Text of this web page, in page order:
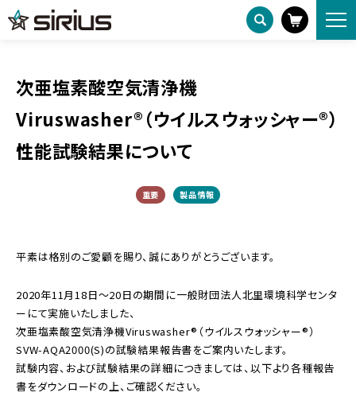
HOME
ニュースリリース
次亜塩素酸空気清浄機 Viruswasher®︎（ウイルスウォッシャー®︎） 性能試験結果について
次亜塩素酸空気清浄機
Viruswasher®︎（ウイルスウォッシャー®︎）
性能試験結果について
重要 製品情報
平素は格別のご愛顧を賜り、誠にありがとうございます。
2020年11月18日〜20日の期間に一般財団法人北里環境科学センタ
ーにて実施いたしました、
次亜塩素酸空気清浄機Viruswasher®︎（ウイルスウォッシャー®︎）
SVW-AQA2000(S)の試験結果報告書をご案内いたします。
試験内容、および試験結果の詳細につきましては、以下より各種報告
書をダウンロードの上、ご確認ください。